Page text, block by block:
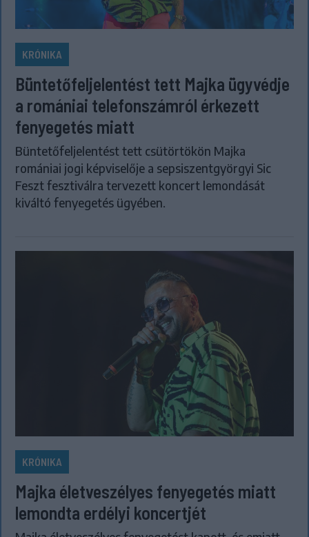
KRÓNIKA
Büntetőfeljelentést tett Majka ügyvédje
a romániai telefonszámról érkezett
fenyegetés miatt
Büntetőfeljelentést tett csütörtökön Majka
romániai jogi képviselője a sepsiszentgyörgyi Sic
Feszt fesztiválra tervezett koncert lemondását
kiváltó fenyegetés ügyében.
KRÓNIKA
Majka életveszélyes fenyegetés miatt
lemondta erdélyi koncertjét